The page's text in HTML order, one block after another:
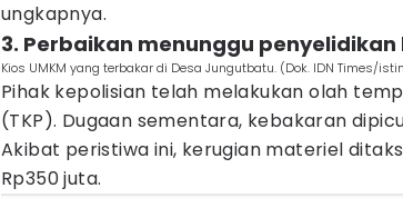
ungkapnya.
3. Perbaikan menunggu penyelidikan
Kios UMKM yang terbakar di Desa Jungutbatu. (Dok. IDN Times/
Pihak kepolisian telah melakukan olah
(TKP). Dugaan sementara, kebakaran
Akibat peristiwa ini, kerugian materiel
Rp350 juta.